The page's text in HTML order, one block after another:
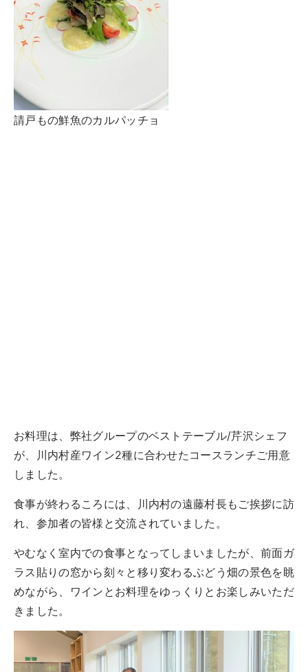
請戸もの鮮魚のカルパッチョ
お料理は、弊社グループのベストテーブル/芹沢シェフ
が、川内村産ワイン2種に合わせたコースランチご用意
しました。
食事が終わるころには、川内村の遠藤村長もご挨拶に訪
れ、参加者の皆様と交流されていました。
やむなく室内での食事となってしまいましたが、前面ガ
ラス貼りの窓から刻々と移り変わるぶどう畑の景色を眺
めながら、ワインとお料理をゆっくりとお楽しみいただ
きました。